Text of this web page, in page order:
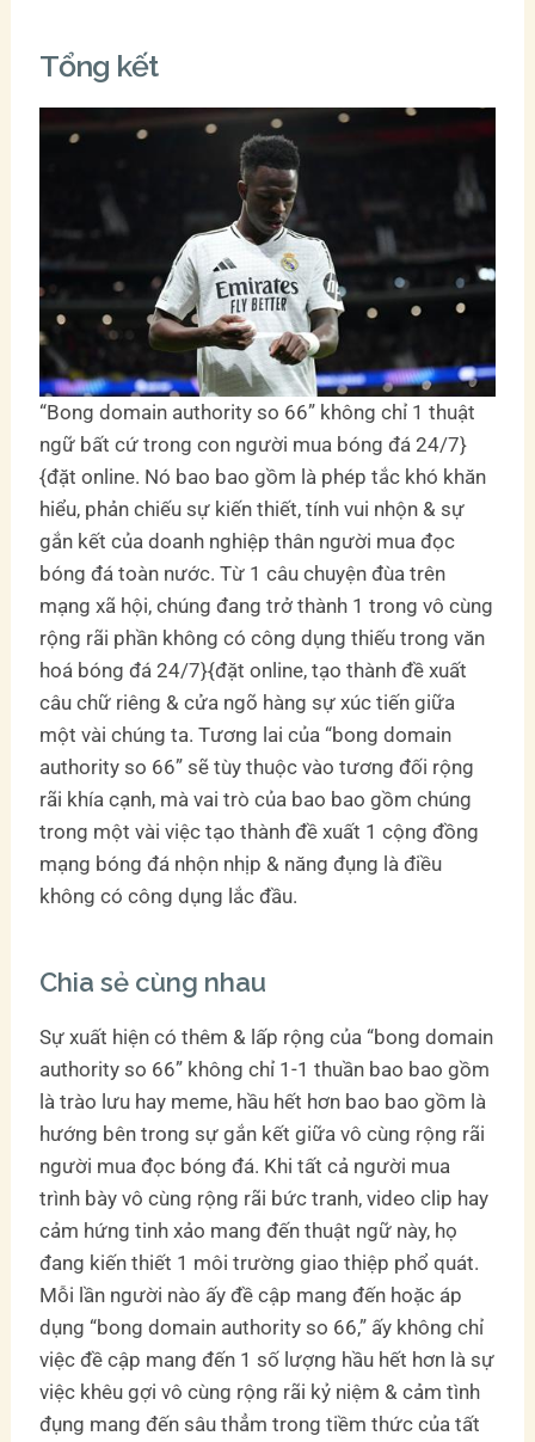
Tổng kết
“Bong domain authority so 66” không chỉ 1 thuật
ngữ bất cứ trong con người mua bóng đá 24/7}
{đặt online. Nó bao bao gồm là phép tắc khó khăn
hiểu, phản chiếu sự kiến thiết, tính vui nhộn & sự
gắn kết của doanh nghiệp thân người mua đọc
bóng đá toàn nước. Từ 1 câu chuyện đùa trên
mạng xã hội, chúng đang trở thành 1 trong vô cùng
rộng rãi phần không có công dụng thiếu trong văn
hoá bóng đá 24/7}{đặt online, tạo thành đề xuất
câu chữ riêng & cửa ngõ hàng sự xúc tiến giữa
một vài chúng ta. Tương lai của “bong domain
authority so 66” sẽ tùy thuộc vào tương đối rộng
rãi khía cạnh, mà vai trò của bao bao gồm chúng
trong một vài việc tạo thành đề xuất 1 cộng đồng
mạng bóng đá nhộn nhịp & năng đụng là điều
không có công dụng lắc đầu.
Chia sẻ cùng nhau
Sự xuất hiện có thêm & lấp rộng của “bong domain
authority so 66” không chỉ 1-1 thuần bao bao gồm
là trào lưu hay meme, hầu hết hơn bao bao gồm là
hướng bên trong sự gắn kết giữa vô cùng rộng rãi
người mua đọc bóng đá. Khi tất cả người mua
trình bày vô cùng rộng rãi bức tranh, video clip hay
cảm hứng tinh xảo mang đến thuật ngữ này, họ
đang kiến thiết 1 môi trường giao thiệp phổ quát.
Mỗi lần người nào ấy đề cập mang đến hoặc áp
dụng “bong domain authority so 66,” ấy không chỉ
việc đề cập mang đến 1 số lượng hầu hết hơn là sự
việc khêu gợi vô cùng rộng rãi kỷ niệm & cảm tình
đụng mang đến sâu thẳm trong tiềm thức của tất